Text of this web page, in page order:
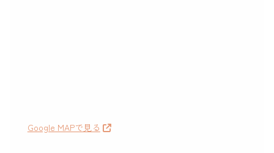
Google MAPで見る